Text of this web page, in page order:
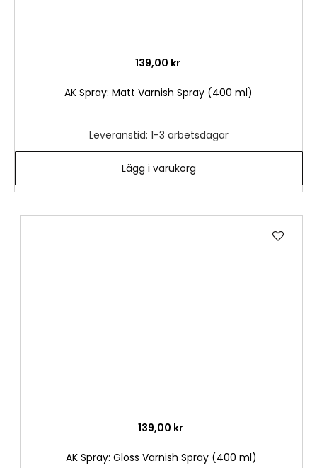
139,00 kr
AK Spray: Matt Varnish Spray (400 ml)
Leveranstid: 1-3 arbetsdagar
Lägg i varukorg
139,00 kr
AK Spray: Gloss Varnish Spray (400 ml)